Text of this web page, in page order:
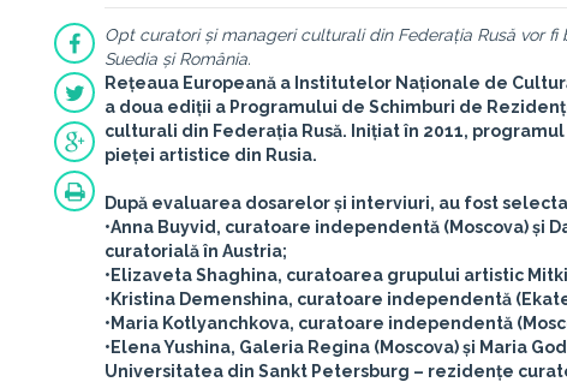
Opt curatori și manageri culturali din Federația Rusă vor fi
Suedia și România.
Rețeaua Europeană a Institutelor Naționale de
a doua ediții a Programului de Schimburi de
culturali din Federația Rusă. Inițiat în 2011,
pieței artistice din Rusia.
După evaluarea dosarelor și interviuri, au fost
•Anna Buyvid, curatoare independentă (Moscova) și
curatorială în Austria;
•Elizaveta Shaghina, curatoarea grupului artistic
•Kristina Demenshina, curatoare independentă
•Maria Kotlyanchkova, curatoare independentă
•Elena Yushina, Galeria Regina (Moscova) și Maria
Universitatea din Sankt Petersburg – rezidențe